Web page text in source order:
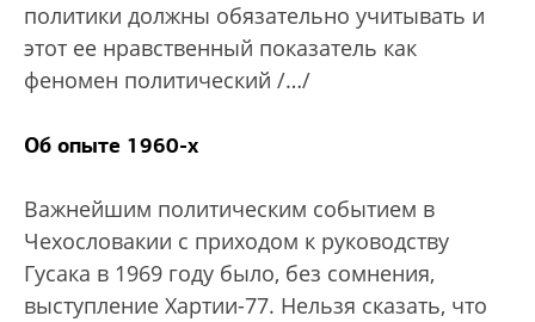
политики должны обязательно учитывать и
этот ее нравственный показатель как
феномен политический /…/
Об опыте 1960-х
Важнейшим политическим событием в
Чехословакии с приходом к руководству
Гусака в 1969 году было, без сомнения,
выступление Хартии-77. Нельзя сказать, что